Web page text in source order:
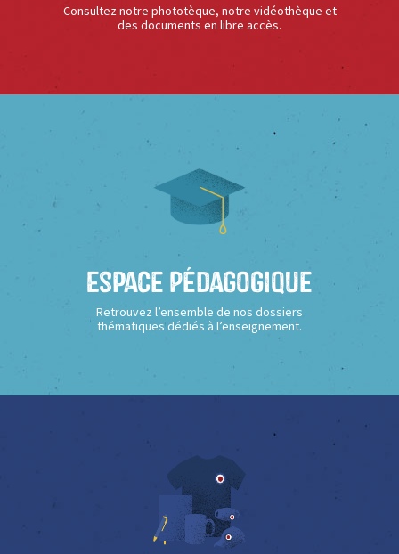
Consultez notre phototèque, notre vidéothèque et
des documents en libre accès.
Espace Pédagogique
Retrouvez l’ensemble de nos dossiers
thématiques dédiés à l’enseignement.